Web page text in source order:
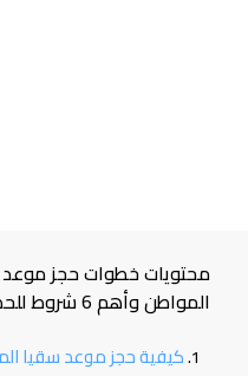
المواطن وأهم 6 شروط للحصول عليها في المملكة
كيفية حجز موعد سقيا الماء 1446 بوابة